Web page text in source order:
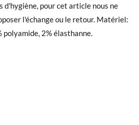
d'hygiène, pour cet article nous ne
l'échange ou le retour. Matériel:
polyamide, 2% élasthanne.
commande ainsi que l'adresse e-mail
dans votre boîte de réception.